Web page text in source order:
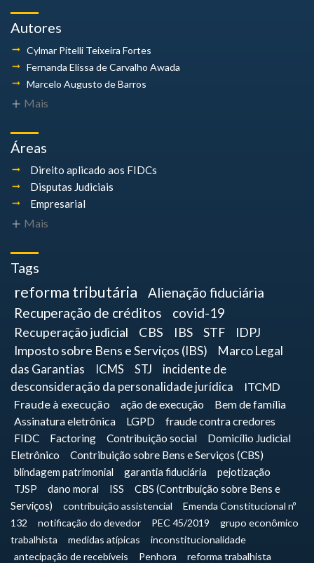
Autores
Cylmar Pitelli Teixeira Fortes
Fernanda Elissa de Carvalho Awada
Marcelo Augusto de Barros
Mais
Áreas
Direito aplicado aos FIDCs
Disputas Judiciais
Empresarial
Mais
Tags
reforma tributária
Alienação fiduciária
Recuperação de créditos
covid-19
Recuperação judicial CBS IBS STF
IDPJ
Imposto sobre Bens e Serviços (IBS)
Marco Legal
das Garantias
ICMS STJ
incidente de
desconsideração da personalidade jurídica
ITCMD
Fraude à execução
ação de execução
Bem de família
Assinatura eletrônica
LGPD fraude contra credores
FIDC Factoring Contribuição social
Domicílio Judicial
Eletrônico
Contribuição sobre Bens e Serviços (CBS)
blindagem patrimonial
garantia fiduciária
pejotização
TJSP
dano moral ISS
CBS (Contribuição sobre Bens e
Serviços)
contribuição assistencial
Emenda Constitucional nº
132
notificação do devedor PEC 45/2019
grupo econômico
trabalhista
medidas atípicas
inconstitucionalidade
antecipação de recebíveis
Penhora
reforma trabalhista